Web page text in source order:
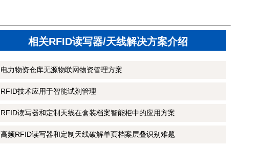
相关RFID读写器/天线解决方案介绍
电力物资仓库无源物联网物资管理方案
RFID技术应用于智能试剂管理
RFID读写器和定制天线在盒装档案智能柜中的应用方案
高频RFID读写器和定制天线破解单页档案层叠识别难题